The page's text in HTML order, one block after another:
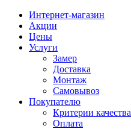
Интернет-магазин
Акции
Цены
Услуги
Замер
Доставка
Монтаж
Самовывоз
Покупателю
Критерии качества
Оплата